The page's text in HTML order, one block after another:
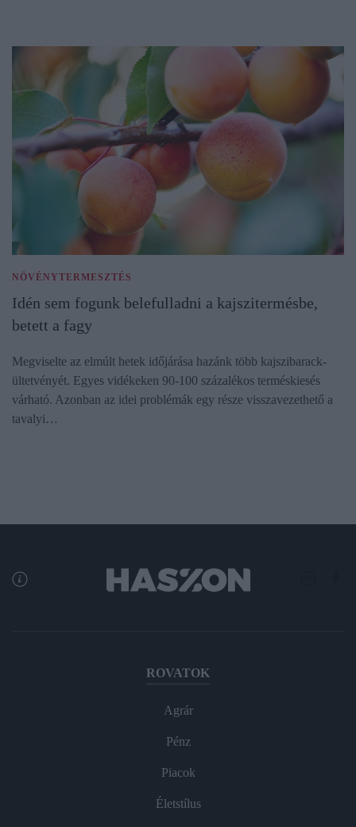
NÖVÉNYTERMESZTÉS
Idén sem fogunk belefulladni a kajszitermésbe,
betett a fagy
Megviselte az elmúlt hetek időjárása hazánk több kajszibarack-
ültetvényét. Egyes vidékeken 90-100 százalékos terméskiesés
várható. Azonban az idei problémák egy része visszavezethető a
tavalyi…
ROVATOK
Agrár
Pénz
Piacok
Életstílus